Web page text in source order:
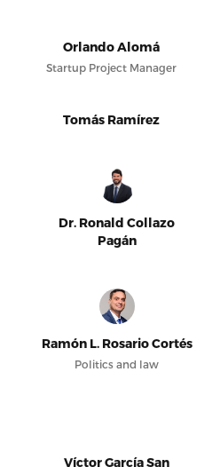
Orlando Alomá
Startup Project Manager
Tomás Ramírez
Dr. Ronald Collazo
Pagán
Ramón L. Rosario Cortés
Politics and law
Víctor García San